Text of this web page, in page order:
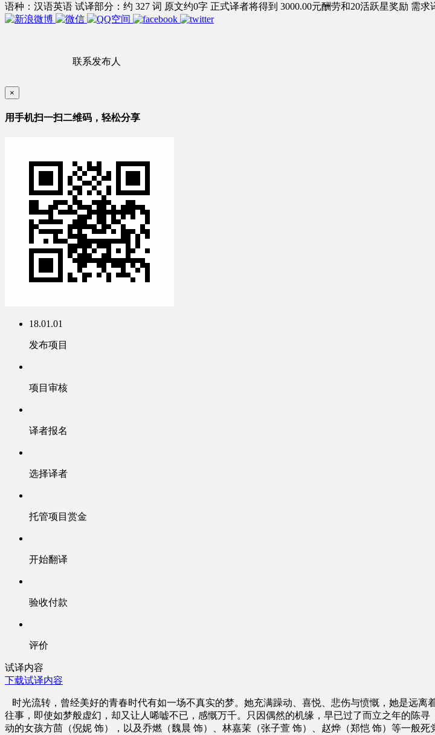
语种：汉语英语 试译部分：约 327 词 原文约0字 正式译者将得到 3000.00元酬劳和20活跃星奖励 需求
联系发布人
×
用手机扫一扫二维码，轻松分享
18.01.01
发布项目
项目审核
译者报名
选择译者
托管项目赏金
开始翻译
验收付款
评价
试译内容
下载试译内容
时光流转，曾经美好的青春时代有如一场不真实的梦。她充满躁动、喜悦、悲伤与愤慨，她是远
往事，即使如梦般虚幻，却又让人唏嘘不已，感慨万千。只因偶然的机缘，早已过了而立之年的陈
动的女孩方茴（倪妮 饰），以及乔燃（魏晨 饰）、林嘉茉（张子萱 饰）、赵烨（郑恺 饰）等一般